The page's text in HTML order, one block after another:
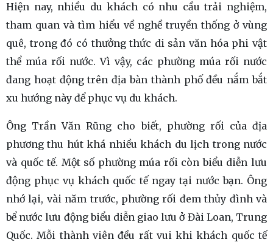
Hiện nay, nhiều du khách có nhu cầu trải nghiệm,
tham quan và tìm hiểu về nghề truyền thống ở vùng
quê, trong đó có thưởng thức di sản văn hóa phi vật
thể múa rối nước. Vì vậy, các phường múa rối nước
đang hoạt động trên địa bàn thành phố đều nắm bắt
xu hướng này để phục vụ du khách.
Ông Trần Văn Rũng cho biết, phường rối của địa
phương thu hút khá nhiều khách du lịch trong nước
và quốc tế. Một số phường múa rối còn biểu diễn lưu
động phục vụ khách quốc tế ngay tại nước bạn. Ông
nhớ lại, vài năm trước, phường rối đem thủy đình và
bể nước lưu động biểu diễn giao lưu ở Đài Loan, Trung
Quốc. Mỗi thành viên đều rất vui khi khách quốc tế